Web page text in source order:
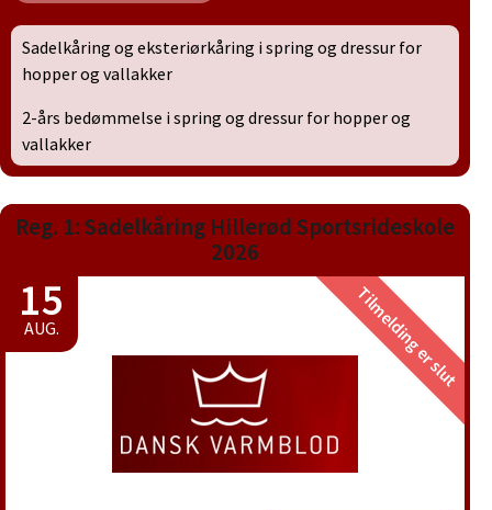
Sadelkåring og eksteriørkåring i spring og dressur for
hopper og vallakker
2-års bedømmelse i spring og dressur for hopper og
vallakker
Reg. 1: Sadelkåring Hillerød Sportsrideskole
2026
15
AUG. Tilmelding er slut